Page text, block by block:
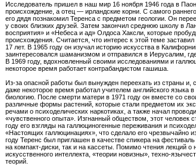
Исследователь пришел в наш мир 16 ноября 1946 года в
происхождение, а отец — ирландские корни. С самого
его дядя познакомил Теренса с предметом геологии. Он
у своих близких друзей. Затем закончил среднюю школу в
восприятия» и «Небеса и ад» Олдоса Хаксли, которые
происхождения. Считается, что интерес к этой теме
17 лет. В 1965 году он изучал историю искусства в
заинтересовался шаманизмом и отправился в Иерусалим,
В 1969 году, вдохновленный своими исследованиями и
некоторое время работает контрабандистом гашиша.
Из-за опасной работы был вынужден переехать из страны и,
даже некоторое время работал учителем английского языка
биологию. После смерти матери в 1971 году он вместе со
различные формы растений, которые стали предметом их
речами о психоделических наркотиках, а также начал
«чувственного опыта». Изгнанный обществом, этот человек
году его взгляды на галлюциногенные переживания и
«Настоящих галлюцинациях», что сделало его чрезвычайно
году Теренс был приглашен в качестве спикера на
на компакт-диски, так и на кассеты. Помимо чтения лекций о
искусственного интеллекта, «теории новизны», техно-
теорий.